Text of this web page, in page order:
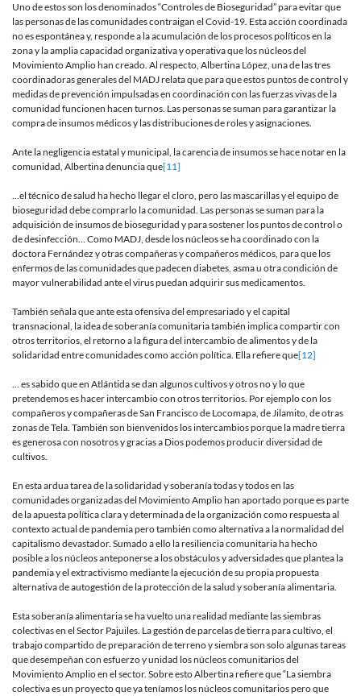
Uno de estos son los denominados “Controles de Bioseguridad” para evitar que
las personas de las comunidades contraigan el Covid-19. Esta acción coordinada
no es espontánea y, responde a la acumulación de los procesos políticos en la
zona y la amplia capacidad organizativa y operativa que los núcleos del
Movimiento Amplio han creado. Al respecto, Albertina López, una de las tres
coordinadoras generales del MADJ relata que para que estos puntos de control y
medidas de prevención impulsadas en coordinación con las fuerzas vivas de la
comunidad funcionen hacen turnos. Las personas se suman para garantizar la
compra de insumos médicos y las distribuciones de roles y asignaciones.
Ante la negligencia estatal y municipal, la carencia de insumos se hace notar en la
comunidad, Albertina denuncia que[11]
…el técnico de salud ha hecho llegar el cloro, pero las mascarillas y el equipo de
bioseguridad debe comprarlo la comunidad. Las personas se suman para la
adquisición de insumos de bioseguridad y para sostener los puntos de control o
de desinfección… Como MADJ, desde los núcleos se ha coordinado con la
doctora Fernández y otras compañeras y compañeros médicos, para que los
enfermos de las comunidades que padecen diabetes, asma u otra condición de
mayor vulnerabilidad ante el virus puedan adquirir sus medicamentos.
También señala que ante esta ofensiva del empresariado y el capital
transnacional, la idea de soberanía comunitaria también implica compartir con
otros territorios, el retorno a la figura del intercambio de alimentos y de la
solidaridad entre comunidades como acción política. Ella refiere que[12]
… es sabido que en Atlántida se dan algunos cultivos y otros no y lo que
pretendemos es hacer intercambio con otros territorios. Por ejemplo con los
compañeros y compañeras de San Francisco de Locomapa, de Jilamito, de otras
zonas de Tela. También son bienvenidos los intercambios porque la madre tierra
es generosa con nosotros y gracias a Dios podemos producir diversidad de
cultivos.
En esta ardua tarea de la solidaridad y soberanía todas y todos en las
comunidades organizadas del Movimiento Amplio han aportado porque es parte
de la apuesta política clara y determinada de la organización como respuesta al
contexto actual de pandemia pero también como alternativa a la normalidad del
capitalismo devastador. Sumado a ello la resiliencia comunitaria ha hecho
posible a los núcleos anteponerse a los obstáculos y adversidades que plantea la
pandemia y el extractivismo mediante la ejecución de su propia propuesta
alternativa de autogestión de la protección de la salud y soberanía alimentaria.
Esta soberanía alimentaria se ha vuelto una realidad mediante las siembras
colectivas en el Sector Pajuiles. La gestión de parcelas de tierra para cultivo, el
trabajo compartido de preparación de terreno y siembra son solo algunas tareas
que desempeñan con esfuerzo y unidad los núcleos comunitarios del
Movimiento Amplio en el sector. Sobre esto Albertina refiere que “La siembra
colectiva es un proyecto que ya teníamos los núcleos comunitarios pero que